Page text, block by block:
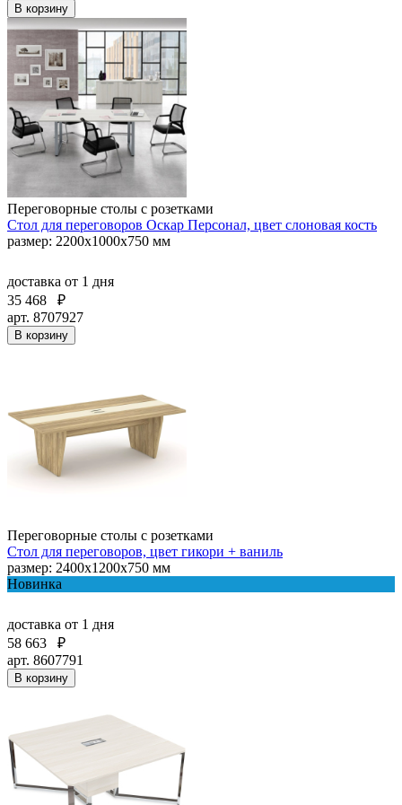
В корзину
Переговорные столы с розетками
Стол для переговоров Оскар Персонал, цвет слоновая кость
размер: 2200х1000х750 мм
доставка от 1 дня
35 468
₽
арт. 8707927
В корзину
Переговорные столы с розетками
Стол для переговоров, цвет гикори + ваниль
размер: 2400х1200х750 мм
Новинка
доставка от 1 дня
58 663
₽
арт. 8607791
В корзину